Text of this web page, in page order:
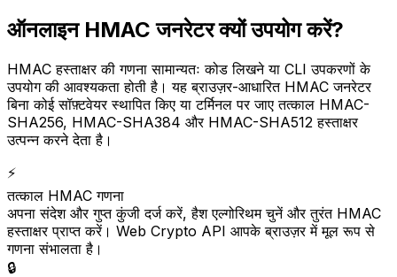
ऑनलाइन HMAC जनरेटर क्यों उपयोग करें?
HMAC हस्ताक्षर की गणना सामान्यतः कोड लिखने या CLI उपकरणों के
उपयोग की आवश्यकता होती है। यह ब्राउज़र-आधारित HMAC जनरेटर
बिना कोई सॉफ़्टवेयर स्थापित किए या टर्मिनल पर जाए तत्काल HMAC-
SHA256, HMAC-SHA384 और HMAC-SHA512 हस्ताक्षर
उत्पन्न करने देता है।
⚡
तत्काल HMAC गणना
अपना संदेश और गुप्त कुंजी दर्ज करें, हैश एल्गोरिथम चुनें और तुरंत HMAC
हस्ताक्षर प्राप्त करें। Web Crypto API आपके ब्राउज़र में मूल रूप से
गणना संभालता है।
🔒